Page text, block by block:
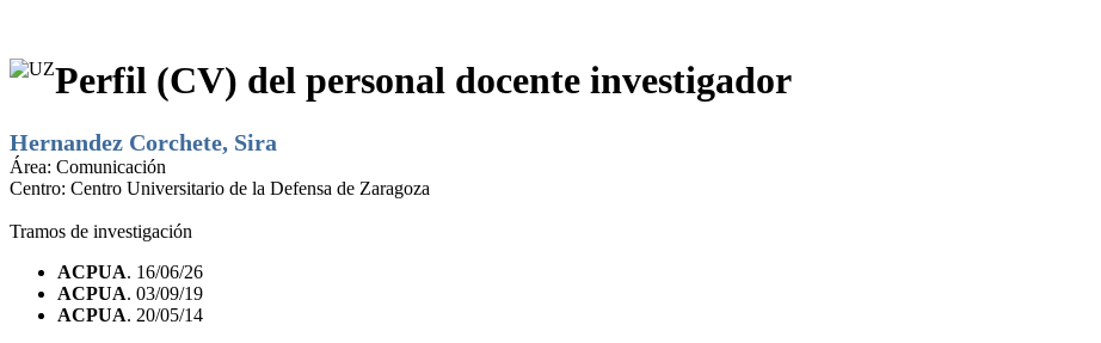
Perfil (CV) del personal docente investigador
Hernandez Corchete, Sira
Área: Comunicación
Centro: Centro Universitario de la Defensa de Zaragoza
Tramos de investigación
ACPUA. 16/06/26
ACPUA. 03/09/19
ACPUA. 20/05/14